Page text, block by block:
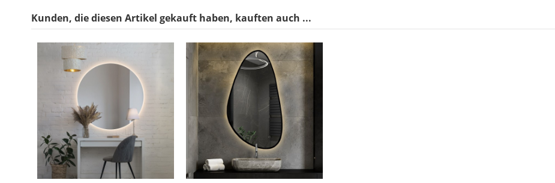
Kunden, die diesen Artikel gekauft haben, kauften auch ...